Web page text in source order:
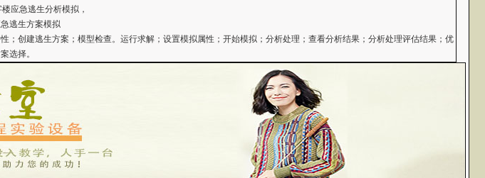
应急逃生分析模拟，
逃生方案模拟
创建逃生方案；模型检查。运行求解；设置模拟属性；开始模拟；分析处理；查看分析结果；分析处理评估结果；优
选择。